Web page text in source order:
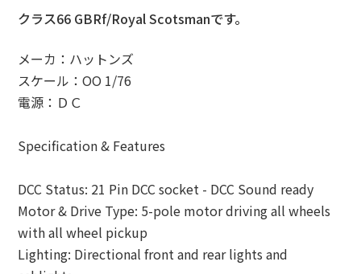
クラス66 GBRf/Royal Scotsmanです。
メーカ：ハットンズ
スケール：OO 1/76
電源：ＤＣ
Specification & Features
DCC Status: 21 Pin DCC socket - DCC Sound ready
Motor & Drive Type: 5-pole motor driving all wheels
with all wheel pickup
Lighting: Directional front and rear lights and